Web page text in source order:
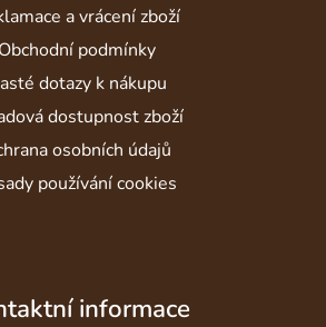
a vrácení zboží
Obchodní podmínky
dotazy k nákupu
dostupnost zboží
osobních údajů
používání cookies
informace